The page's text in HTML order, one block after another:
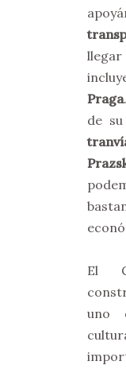
Praga
de
El
uno